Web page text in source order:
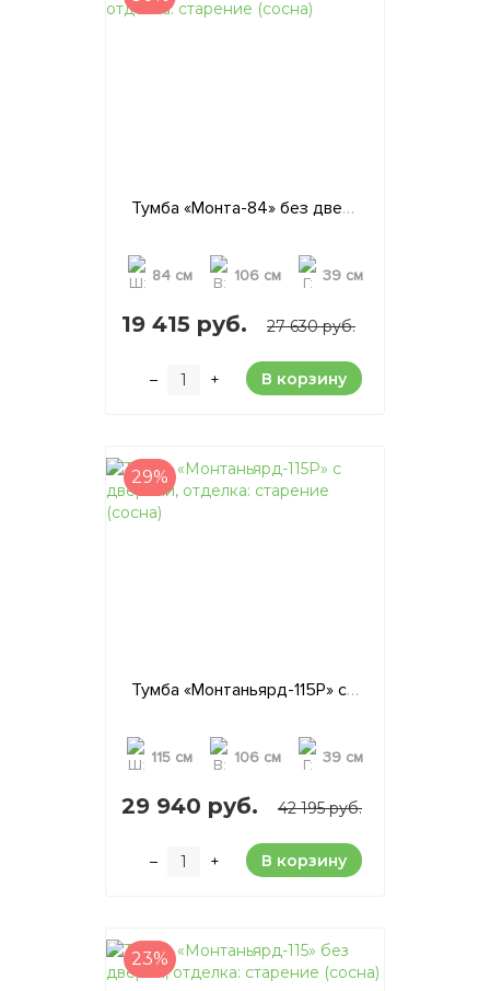
Тумба «Монта-84» без дверей, отделка: старение (сосна)
84 см 106 см 39 см
19 415 руб. 27 630 руб.
– + В корзину
29%
Тумба «Монтаньярд-115P» с дверями, отделка: старение (сосна)
115 см 106 см 39 см
29 940 руб. 42 195 руб.
– + В корзину
23%